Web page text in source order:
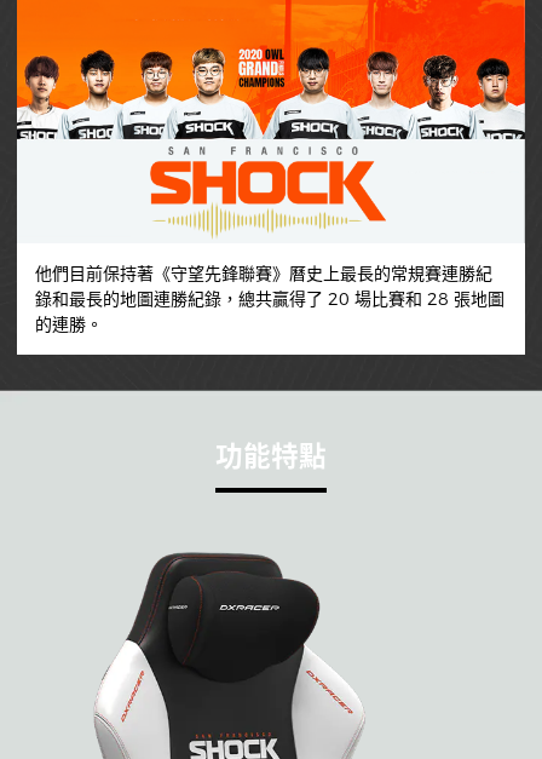
他們目前保持著《守望先鋒聯賽》曆史上最長的常規賽連勝紀
錄和最長的地圖連勝紀錄，總共贏得了 20 場比賽和 28 張地圖
的連勝。
功能特點